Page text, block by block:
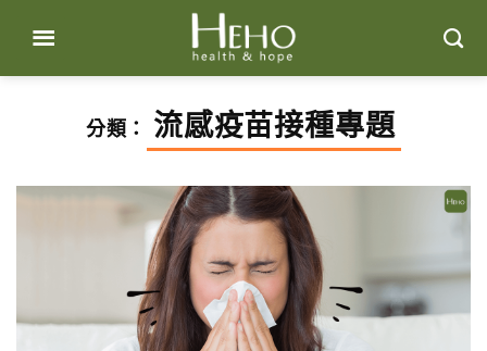
content
分類： 流感疫苗接種專題